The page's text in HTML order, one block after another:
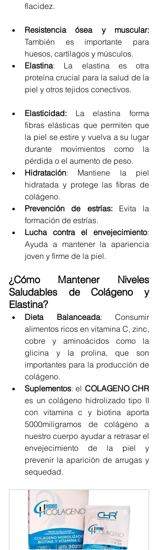
flacidez.
Resistencia ósea y muscular:
También es importante para
huesos, cartílagos y músculos.
Elastina: La elastina es otra
proteína crucial para la salud de la
piel y otros tejidos conectivos.
Elasticidad: La elastina forma
fibras elásticas que permiten que
la piel se estire y vuelva a su lugar
durante movimientos como la
pérdida o el aumento de peso.
Hidratación: Mantiene la piel
hidratada y protege las fibras de
colágeno.
Prevención de estrías: Evita la
formación de estrías.
Lucha contra el envejecimiento:
Ayuda a mantener la apariencia
joven y firme de la piel.
¿Cómo Mantener Niveles
Saludables de Colágeno y
Elastina?
Dieta Balanceada: Consumir
alimentos ricos en vitamina C, zinc,
cobre y aminoácidos como la
glicina y la prolina, que son
importantes para la producción de
colágeno.
Suplementos: el
es un colágeno hidrolizado tipo II
con vitamina c y biotina aporta
5000miligramos de colágeno a
nuestro cuerpo ayudar a retrasar el
envejecimiento de la piel y
prevenir la aparición de arrugas y
sequedad.